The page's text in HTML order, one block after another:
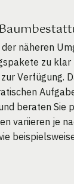
näheren
zu
Verfügung.
beraten Sie
variieren je